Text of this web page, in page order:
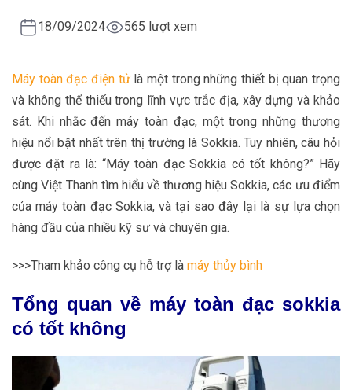
18/09/2024 565 lượt xem
Máy toàn đạc điện tửlà một trong những thiết bị quan trọng
và không thể thiếu trong lĩnh vực trắc địa, xây dựng và khảo
sát. Khi nhắc đến máy toàn đạc, một trong những thương
hiệu nổi bật nhất trên thị trường là Sokkia. Tuy nhiên, câu hỏi
được đặt ra là: “Máy toàn đạc Sokkia có tốt không?” Hãy
cùng Việt Thanh tìm hiểu về thương hiệu Sokkia, các ưu điểm
của máy toàn đạc Sokkia, và tại sao đây lại là sự lựa chọn
hàng đầu của nhiều kỹ sư và chuyên gia.
>>>Tham khảo công cụ hỗ trợ là máy thủy bình
Tổng quan về máy toàn đạc sokkia
có tốt không